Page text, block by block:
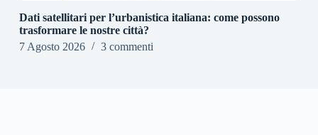
Dati satellitari per l’urbanistica italiana: come possono
trasformare le nostre città?
7 Agosto 2026
3 commenti